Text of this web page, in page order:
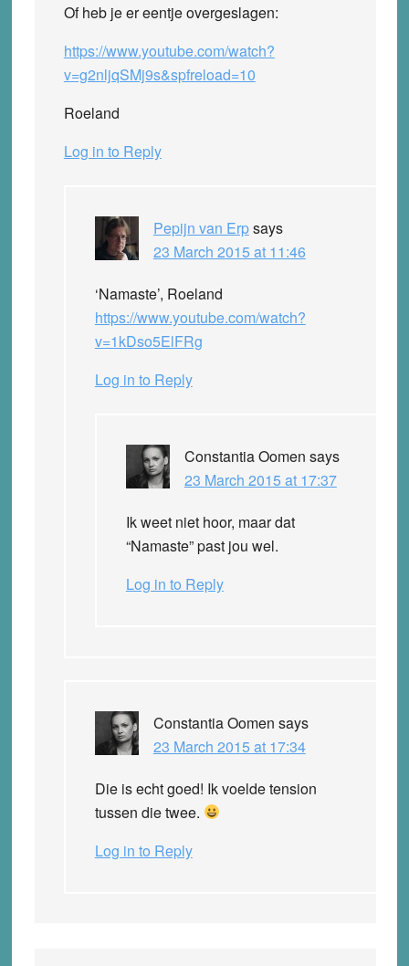
Of heb je er eentje overgeslagen:
https://www.youtube.com/watch?
v=g2nljqSMj9s&spfreload=10
Roeland
Log in to Reply
Pepijn van Erpsays
23 March 2015 at 11:46
‘Namaste’, Roeland
https://www.youtube.com/watch?
v=1kDso5ElFRg
Log in to Reply
Constantia Oomen says
23 March 2015 at 17:37
Ik weet niet hoor, maar dat
“Namaste” past jou wel.
Log in to Reply
Constantia Oomen says
23 March 2015 at 17:34
Die is echt goed! Ik voelde tension
tussen die twee.
Log in to Reply